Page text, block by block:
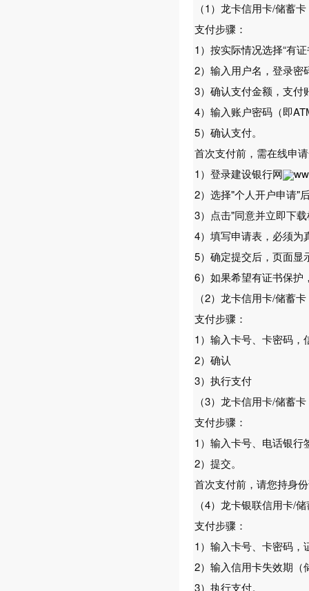
（1）龙卡信用卡/储蓄
支付步骤：
1）按实际情况选择“有
2）输入用户名，登录密
3）确认支付金额，支付
4）输入账户密码（即
5）确认支付。
首次支付前，需在线申
1）登录建设银行网
2）选择"个人开户申请"
3）点击"同意并立即下
4）填写申请表，必须为
5）确定提交后，页面显
6）如果希望有证书保护
（2）龙卡信用卡/储蓄
支付步骤：
1）输入卡号、卡密码，
2）确认
3）执行支付
（3）龙卡信用卡/储蓄
支付步骤：
1）输入卡号、电话银行
2）提交。
首次支付前，请您持身
（4）龙卡银联信用卡/
支付步骤：
1）输入卡号、卡密码，
2）输入信用卡失效期（
3）执行支付。